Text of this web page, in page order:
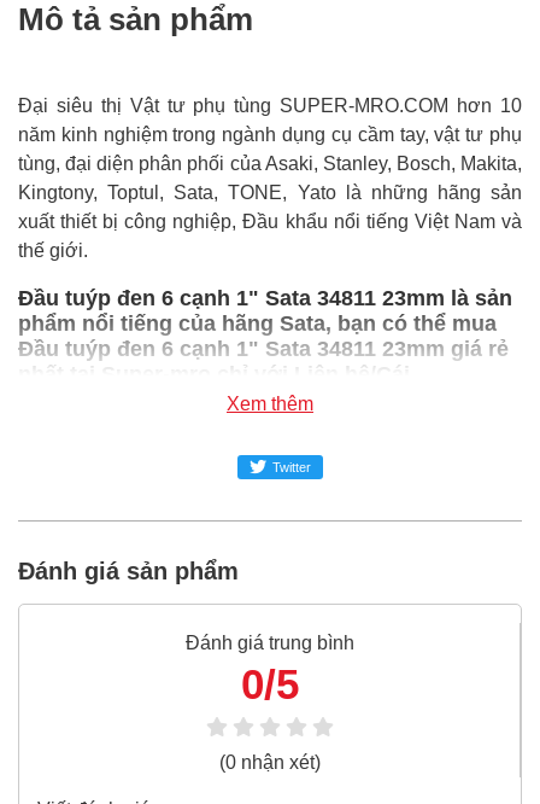
Mô tả sản phẩm
Đại siêu thị Vật tư phụ tùng SUPER-MRO.COM hơn 10
năm kinh nghiệm trong ngành dụng cụ cầm tay, vật tư phụ
tùng, đại diện phân phối của Asaki, Stanley, Bosch, Makita,
Kingtony, Toptul, Sata, TONE, Yato là những hãng sản
xuất thiết bị công nghiệp, Đầu khẩu nổi tiếng Việt Nam và
thế giới.
Đầu tuýp đen 6 cạnh 1" Sata 34811 23mm là sản
phẩm nổi tiếng của hãng Sata, bạn có thể mua
Đầu tuýp đen 6 cạnh 1" Sata 34811 23mm giá rẻ
nhất tại Super-mro chỉ với Liên hệ/Cái
SUPER-MRO.COM cam kết:
Đầu tuýp đen 6 cạnh 1" Sata 34811 23mm
hãng
Bao 1 đổi 1 trong 24 giờ
Nếu bạn cần thêm thông tin của
1" Sata 34811 23mmxin vui lòng liên hệ hotline -
hoặc zalo -0868.603.068
Xem thêm
Twitter
Đánh giá sản phẩm
Đánh giá trung bình
0/5
(0 nhận xét)